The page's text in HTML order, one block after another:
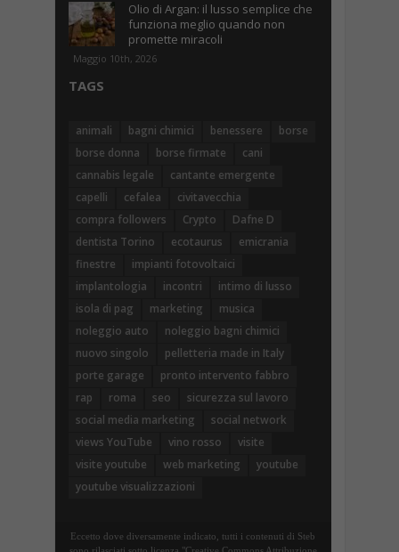
Olio di Argan: il lusso semplice che
funziona meglio quando non
promette miracoli
Maggio 10th, 2026
TAGS
animali bagni chimici benessere
borse
borse donna
borse firmate
cani
cannabis legale
cantante emergente
capelli
cefalea
civitavecchia
compra followers
Crypto
Dafne D
dentista Torino
ecotaurus
emicrania
finestre
impianti fotovoltaici
implantologia
incontri
intimo di lusso
isola di pag
marketing
musica
noleggio auto
noleggio bagni chimici
nuovo singolo
pelletteria made in Italy
porte garage
pronto intervento fabbro
rap
roma seo
sicurezza sul lavoro
social media marketing
social network
views YouTube
vino rosso
visite
visite youtube
web marketing
youtube
youtube visualizzazioni
Eccetto dove diversamente indicato, tutti i contenuti di Steb